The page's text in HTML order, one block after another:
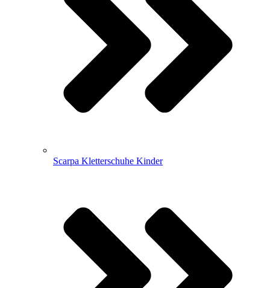
Scarpa Kletterschuhe Kinder